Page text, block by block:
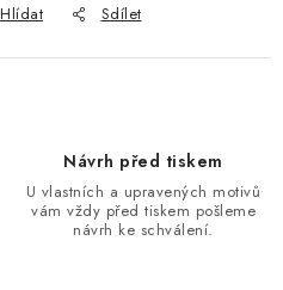
Hlídat Sdílet
Návrh před tiskem
U vlastních a upravených motivů
vám vždy před tiskem pošleme
návrh ke schválení.